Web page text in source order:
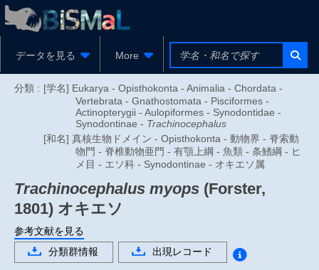
データを見る More
分類 : [学名] Eukarya - Opisthokonta - Animalia - Chordata -
Vertebrata - Gnathostomata - Pisciformes -
Actinopterygii - Aulopiformes - Synodontidae -
Synodontinae - Trachinocephalus
[和名] 真核生物ドメイン - Opisthokonta - 動物界 - 脊索動
物門 - 脊椎動物亜門 - 有顎上綱 - 魚類 - 条鰭綱 - ヒ
メ目 - エソ科 - Synodontinae - オキエソ属
Trachinocephalus myops (Forster,
1801) オキエソ
参考文献を見る
分類群情報
出現レコード